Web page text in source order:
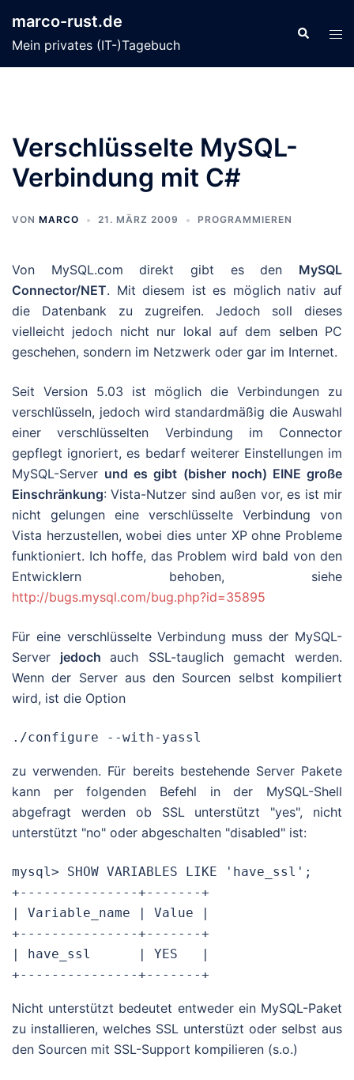
Inhalt
springen
marco-rust.de
Mein privates (IT-)Tagebuch
Suche
Verschlüsselte MySQL-
Verbindung mit C#
VON MARCO 21. MÄRZ 2009 PROGRAMMIEREN
Von MySQL.com direkt gibt es den MySQL
Connector/NET. Mit diesem ist es möglich nativ auf
die Datenbank zu zugreifen. Jedoch soll dieses
vielleicht jedoch nicht nur lokal auf dem selben PC
geschehen, sondern im Netzwerk oder gar im Internet.
Seit Version 5.03 ist möglich die Verbindungen zu
verschlüsseln, jedoch wird standardmäßig die Auswahl
einer verschlüsselten Verbindung im Connector
gepflegt ignoriert, es bedarf weiterer Einstellungen im
MySQL-Server und es gibt (bisher noch) EINE große
Einschränkung: Vista-Nutzer sind außen vor, es ist mir
nicht gelungen eine verschlüsselte Verbindung von
Vista herzustellen, wobei dies unter XP ohne Probleme
funktioniert. Ich hoffe, das Problem wird bald von den
Entwicklern behoben, siehe
http://bugs.mysql.com/bug.php?id=35895
Für eine verschlüsselte Verbindung muss der MySQL-
Server jedochauch SSL-tauglich gemacht werden.
Wenn der Server aus den Sourcen selbst kompiliert
wird, ist die Option
./configure --with-yassl
zu verwenden. Für bereits bestehende Server Pakete
kann per folgenden Befehl in der MySQL-Shell
abgefragt werden ob SSL unterstützt "yes", nicht
unterstützt "no" oder abgeschalten "disabled" ist:
mysql> SHOW VARIABLES LIKE 'have_ssl';
+---------------+-------+
| Variable_name | Value |
+---------------+-------+
| have_ssl      | YES   |
+---------------+-------+
Nicht unterstützt bedeutet entweder ein MySQL-Paket
zu installieren, welches SSL unterstüzt oder selbst aus
den Sourcen mit SSL-Support kompilieren (s.o.)